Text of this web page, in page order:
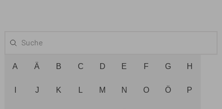
A Ä B C D E F G H
J K L M N O Ö P